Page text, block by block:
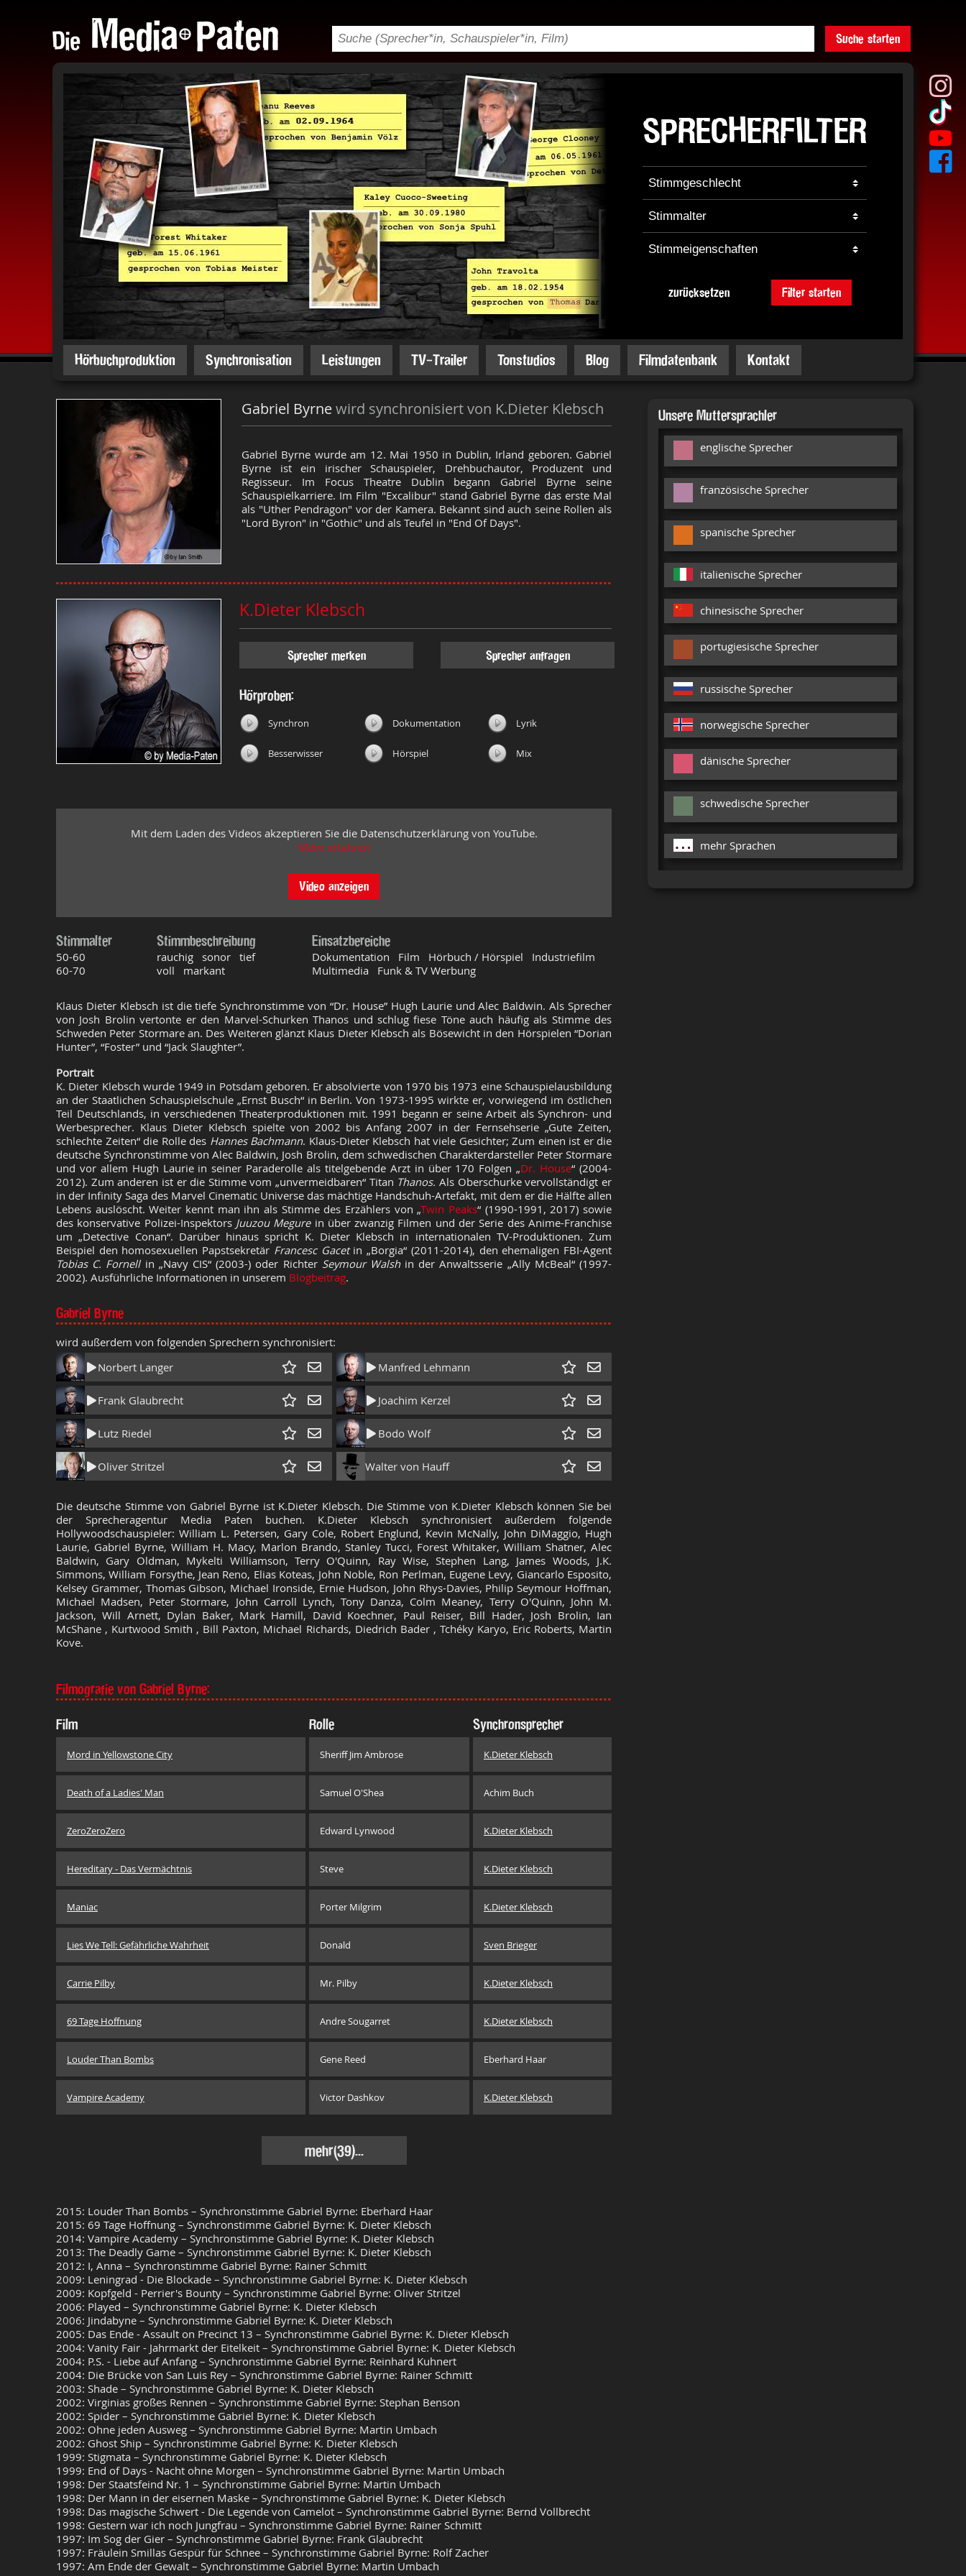
Suche starten
SPRECHERFILTER
zurücksetzen Filter starten
Hörbuchproduktion Synchronisation Leistungen TV-Trailer Tonstudios Blog Filmdatenbank Kontakt
Gabriel Byrnewird synchronisiert von K.Dieter Klebsch
Gabriel Byrne wurde am 12. Mai 1950 in Dublin, Irland geboren. Gabriel
Byrne ist ein irischer Schauspieler, Drehbuchautor, Produzent und
Regisseur. Im Focus Theatre Dublin begann Gabriel Byrne seine
Schauspielkarriere. Im Film "Excalibur" stand Gabriel Byrne das erste Mal
als "Uther Pendragon" vor der Kamera. Bekannt sind auch seine Rollen als
"Lord Byron" in "Gothic" und als Teufel in "End Of Days".
K.Dieter Klebsch
Sprecher merken Sprecher anfragen
Hörproben:
Synchron Dokumentation Lyrik
Besserwisser Hörspiel Mix
Mit dem Laden des Videos akzeptieren Sie die Datenschutzerklärung von YouTube.
Mehr erfahren
Video anzeigen
Stimmalter Stimmbeschreibung Einsatzbereiche
50-60
60-70
rauchig sonor tief
voll markant
Dokumentation Film Hörbuch / Hörspiel Industriefilm
Multimedia Funk & TV Werbung
Klaus Dieter Klebsch ist die tiefe Synchronstimme von “Dr. House” Hugh Laurie und Alec Baldwin. Als Sprecher
von Josh Brolin vertonte er den Marvel-Schurken Thanos und schlug fiese Töne auch häufig als Stimme des
Schweden Peter Stormarean. Des Weiteren glänzt Klaus Dieter Klebsch als Bösewicht in den Hörspielen “Dorian
Hunter”, “Foster” und “Jack Slaughter”.
Portrait
K. Dieter Klebsch wurde 1949 in Potsdam geboren. Er absolvierte von 1970 bis 1973 eine Schauspielausbildung
an der Staatlichen Schauspielschule „Ernst Busch“ in Berlin. Von 1973-1995 wirkte er, vorwiegend im östlichen
Teil Deutschlands, in verschiedenen Theaterproduktionen mit. 1991 begann er seine Arbeit als Synchron- und
Werbesprecher. Klaus Dieter Klebsch spielte von 2002 bis Anfang 2007 in der Fernsehserie „Gute Zeiten,
schlechte Zeiten“ die Rolle des Hannes Bachmann. Klaus-Dieter Klebsch hat viele Gesichter; Zum einen ist er die
deutsche Synchronstimme von Alec Baldwin, Josh Brolin, dem schwedischen Charakterdarsteller Peter Stormare
und vor allem Hugh Laurie in seiner Paraderolle als titelgebende Arzt in über 170 Folgen „Dr. House“ (2004-
2012). Zum anderen ist er die Stimme vom „unvermeidbaren“ Titan Thanos.Als Oberschurke vervollständigt er
in der Infinity Saga des Marvel Cinematic Universe das mächtige Handschuh-Artefakt, mit dem er die Hälfte allen
Lebens auslöscht. Weiter kennt man ihn als Stimme des Erzählers von „Twin Peaks“ (1990-1991, 2017) sowie
des konservative Polizei-Inspektors Juuzou Megurein über zwanzig Filmen und der Serie des Anime-Franchise
um „Detective Conan“. Darüber hinaus spricht K. Dieter Klebsch in internationalen TV-Produktionen. Zum
Beispiel den homosexuellen Papstsekretär Francesc Gacet in „Borgia“ (2011-2014), den ehemaligen FBI-Agent
Tobias C. Fornell in „Navy CIS“ (2003-) oder Richter Seymour Walshin der Anwaltsserie „Ally McBeal“ (1997-
2002). Ausführliche Informationen in unserem Blogbeitrag.
Gabriel Byrne
wird außerdem von folgenden Sprechern synchronisiert:
Norbert Langer
Manfred Lehmann
Frank Glaubrecht Joachim Kerzel
Lutz Riedel Bodo Wolf
Oliver Stritzel Walter von Hauff
Die deutsche Stimme von Gabriel Byrne ist K.Dieter Klebsch. Die Stimme von K.Dieter Klebsch können Sie bei
der Sprecheragentur Media Paten buchen. K.Dieter Klebsch synchronisiert außerdem folgende
Hollywoodschauspieler: William L. Petersen, Gary Cole, Robert Englund, Kevin McNally, John DiMaggio, Hugh
Laurie, Gabriel Byrne, William H. Macy, Marlon Brando, Stanley Tucci, Forest Whitaker, William Shatner, Alec
Baldwin, Gary Oldman, Mykelti Williamson, Terry O'Quinn, Ray Wise, Stephen Lang, James Woods, J.K.
Simmons, William Forsythe, Jean Reno, Elias Koteas, John Noble, Ron Perlman, Eugene Levy, Giancarlo Esposito,
Kelsey Grammer, Thomas Gibson, Michael Ironside, Ernie Hudson, John Rhys-Davies, Philip Seymour Hoffman,
Michael Madsen, Peter Stormare, John Carroll Lynch, Tony Danza, Colm Meaney, Terry O'Quinn, John M.
Jackson, Will Arnett, Dylan Baker, Mark Hamill, David Koechner, Paul Reiser, Bill Hader, Josh Brolin, Ian
McShane , Kurtwood Smith , Bill Paxton, Michael Richards, Diedrich Bader , Tchéky Karyo, Eric Roberts, Martin
Kove.
Filmografie von Gabriel Byrne:
Film
Rolle Synchronsprecher
Mord in Yellowstone City Sheriff Jim Ambrose K.Dieter Klebsch
Death of a Ladies' Man Samuel O'Shea Achim Buch
ZeroZeroZero Edward Lynwood K.Dieter Klebsch
Hereditary - Das Vermächtnis Steve K.Dieter Klebsch
Maniac Porter Milgrim K.Dieter Klebsch
Lies We Tell: Gefährliche Wahrheit Donald Sven Brieger
Carrie Pilby Mr. Pilby K.Dieter Klebsch
69 Tage Hoffnung Andre Sougarret K.Dieter Klebsch
Louder Than Bombs Gene Reed Eberhard Haar
Vampire Academy Victor Dashkov K.Dieter Klebsch
mehr(39)...
2015: Louder Than Bombs – Synchronstimme Gabriel Byrne: Eberhard Haar
2015: 69 Tage Hoffnung – Synchronstimme Gabriel Byrne: K. Dieter Klebsch
2014: Vampire Academy – Synchronstimme Gabriel Byrne: K. Dieter Klebsch
2013: The Deadly Game – Synchronstimme Gabriel Byrne: K. Dieter Klebsch
2012: I, Anna – Synchronstimme Gabriel Byrne: Rainer Schmitt
2009: Leningrad - Die Blockade – Synchronstimme Gabriel Byrne: K. Dieter Klebsch
2009: Kopfgeld - Perrier's Bounty – Synchronstimme Gabriel Byrne: Oliver Stritzel
2006: Played – Synchronstimme Gabriel Byrne: K. Dieter Klebsch
2006: Jindabyne – Synchronstimme Gabriel Byrne: K. Dieter Klebsch
2005: Das Ende - Assault on Precinct 13 – Synchronstimme Gabriel Byrne: K. Dieter Klebsch
2004: Vanity Fair - Jahrmarkt der Eitelkeit – Synchronstimme Gabriel Byrne: K. Dieter Klebsch
2004: P.S. - Liebe auf Anfang – Synchronstimme Gabriel Byrne: Reinhard Kuhnert
2004: Die Brücke von San Luis Rey – Synchronstimme Gabriel Byrne: Rainer Schmitt
2003: Shade – Synchronstimme Gabriel Byrne: K. Dieter Klebsch
2002: Virginias großes Rennen – Synchronstimme Gabriel Byrne: Stephan Benson
2002: Spider – Synchronstimme Gabriel Byrne: K. Dieter Klebsch
2002: Ohne jeden Ausweg – Synchronstimme Gabriel Byrne: Martin Umbach
2002: Ghost Ship – Synchronstimme Gabriel Byrne: K. Dieter Klebsch
1999: Stigmata – Synchronstimme Gabriel Byrne: K. Dieter Klebsch
1999: End of Days - Nacht ohne Morgen – Synchronstimme Gabriel Byrne: Martin Umbach
1998: Der Staatsfeind Nr. 1 – Synchronstimme Gabriel Byrne: Martin Umbach
1998: Der Mann in der eisernen Maske – Synchronstimme Gabriel Byrne: K. Dieter Klebsch
1998: Das magische Schwert - Die Legende von Camelot – Synchronstimme Gabriel Byrne: Bernd Vollbrecht
1998: Gestern war ich noch Jungfrau – Synchronstimme Gabriel Byrne: Rainer Schmitt
1997: Im Sog der Gier – Synchronstimme Gabriel Byrne: Frank Glaubrecht
1997: Fräulein Smillas Gespür für Schnee – Synchronstimme Gabriel Byrne: Rolf Zacher
1997: Am Ende der Gewalt – Synchronstimme Gabriel Byrne: Martin Umbach
Unsere Muttersprachler
englische Sprecher
französische Sprecher
spanische Sprecher
italienische Sprecher
chinesische Sprecher
portugiesische Sprecher
russische Sprecher
norwegische Sprecher
dänische Sprecher
schwedische Sprecher
mehr Sprachen